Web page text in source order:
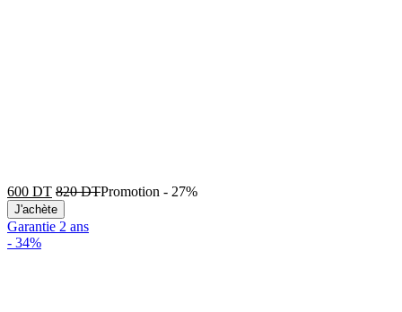
600 DT 820DTPromotion - 27%
J'achète
Garantie 2 ans
- 34%